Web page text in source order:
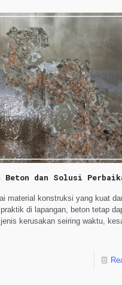
Beton dan Solusi
material konstruksi yang kuat
di lapangan, beton tetap
kerusakan seiring waktu,